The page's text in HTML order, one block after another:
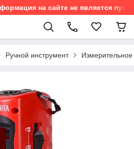
на сайте не является
Ручной инструмент